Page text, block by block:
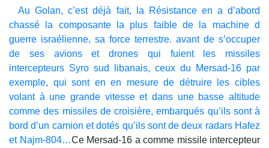
Au Golan, c’est déjà fait, la Résistance en a d’abord
chassé la composante la plus faible de la machine d
guerre israélienne, sa force terrestre. avant de s’occuper
de ses avions et drones qui fuient les missiles
intercepteurs Syro sud libanais, ceux du Mersad-16 par
exemple, qui sont en en mesure de détruire les cibles
volant à une grande vitesse et dans une basse altitude
comme des missiles de croisière, embarqués qu’ils sont à
bord d’un camion et dotés qu’ils sont de deux radars Hafez
et Najm-804…Ce Mersad-16 a comme missile intercepteur